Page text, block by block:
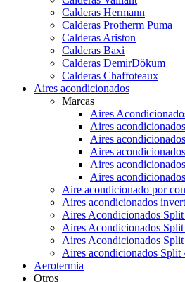
Calderas Hermann
Calderas Protherm Puma
Calderas Ariston
Calderas Baxi
Calderas DemirDöküm
Calderas Chaffoteaux
Aires acondicionados
Marcas
Aires
Aires
Aires
Aires
Aires
Aires
Aire acondicionado por
Aires acondicionados
Aires Acondicionados Split
Aires Acondicionados Split
Aires Acondicionados Split
Aires acondicionados Split
Aerotermia
Otros